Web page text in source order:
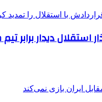
استقلال دیدار برابر